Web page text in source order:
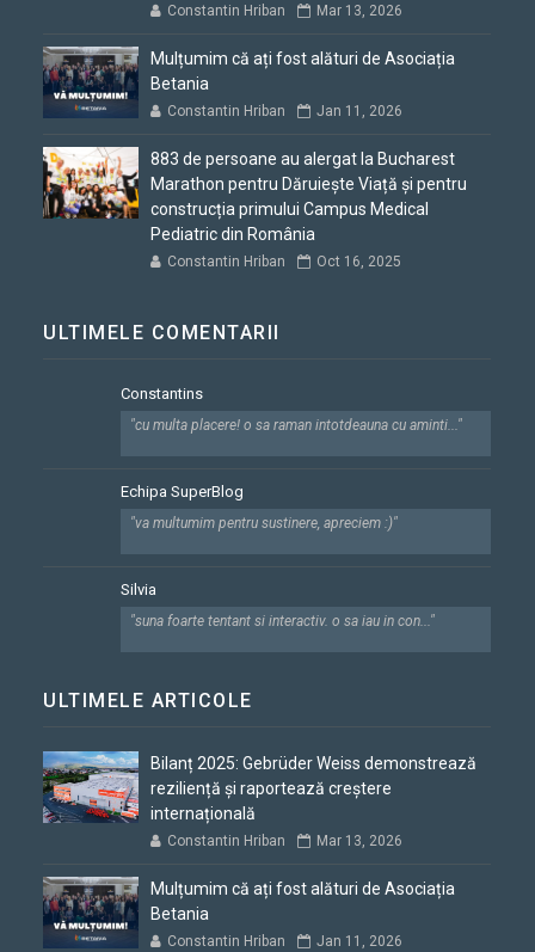
Constantin Hriban Mar 13, 2026
Mulțumim că ați fost alături de Asociația
Betania
Constantin Hriban Jan 11, 2026
883 de persoane au alergat la Bucharest
Marathon pentru Dăruiește Viață și pentru
construcția primului Campus Medical
Pediatric din România
Constantin Hriban Oct 16, 2025
ULTIMELE COMENTARII
Constantins
"cu multa placere! o sa raman intotdeauna cu aminti..."
Echipa SuperBlog
"va multumim pentru sustinere, apreciem :)"
Silvia
"suna foarte tentant si interactiv. o sa iau in con..."
ULTIMELE ARTICOLE
Bilanț 2025: Gebrüder Weiss demonstrează
reziliență și raportează creștere
internațională
Constantin Hriban Mar 13, 2026
Mulțumim că ați fost alături de Asociația
Betania
Constantin Hriban Jan 11, 2026